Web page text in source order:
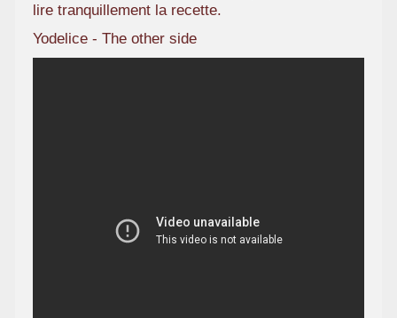
lire tranquillement la recette.
Yodelice - The other side